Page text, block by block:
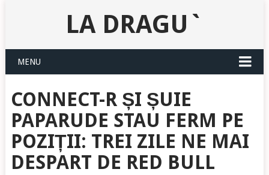
LA DRAGU`
MENU
CONNECT-R ȘI ȘUIE
PAPARUDE STAU FERM PE
POZIȚII: TREI ZILE NE MAI
DESPART DE RED BULL